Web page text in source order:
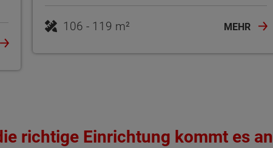
106 - 119 m² MEHR
richtige Einrichtung kommt es an